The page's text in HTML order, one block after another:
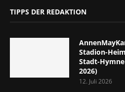
TIPPS DER REDAKTION
Stadion-
Stadt-
2026)
12. Juli 2026